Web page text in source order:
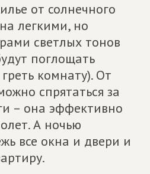
от солнечного
легкими, но
светлых тонов
поглощать
комнату). От
спрятаться за
– она эффективно
А ночью
все окна и двери и